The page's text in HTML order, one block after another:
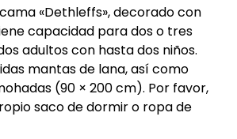
«Dethleffs», decorado con
capacidad para dos o tres
adultos con hasta dos niños.
mantas de lana, así como
(90 × 200 cm). Por favor,
saco de dormir o ropa de